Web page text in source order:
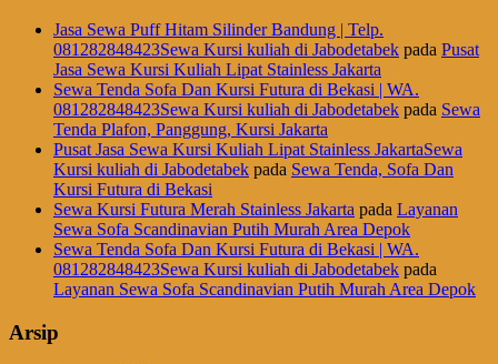
Jasa Sewa Puff Hitam Silinder Bandung | Telp.
081282848423Sewa Kursi kuliah di Jabodetabek pada Pusat
Jasa Sewa Kursi Kuliah Lipat Stainless Jakarta
Sewa Tenda Sofa Dan Kursi Futura di Bekasi | WA.
081282848423Sewa Kursi kuliah di Jabodetabek pada Sewa
Tenda Plafon, Panggung, Kursi Jakarta
Pusat Jasa Sewa Kursi Kuliah Lipat Stainless JakartaSewa
Kursi kuliah di Jabodetabek pada Sewa Tenda, Sofa Dan
Kursi Futura di Bekasi
Sewa Kursi Futura Merah Stainless Jakarta pada Layanan
Sewa Sofa Scandinavian Putih Murah Area Depok
Sewa Tenda Sofa Dan Kursi Futura di Bekasi | WA.
081282848423Sewa Kursi kuliah di Jabodetabek pada
Layanan Sewa Sofa Scandinavian Putih Murah Area Depok
Arsip